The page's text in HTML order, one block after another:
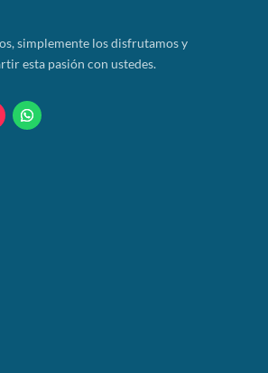
simplemente los disfrutamos y
esta pasión con ustedes.